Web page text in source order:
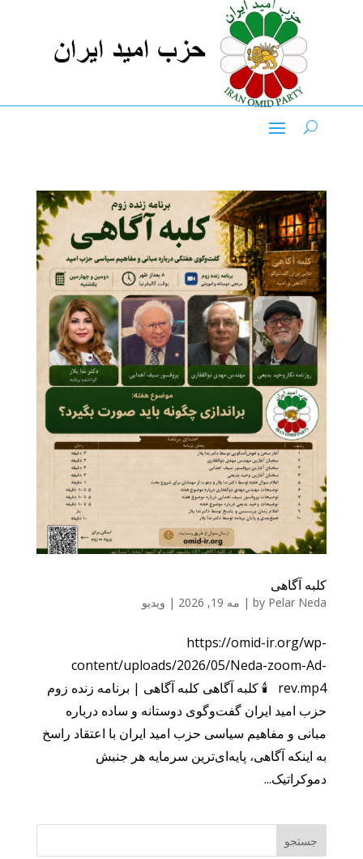
کلبه آگاهی
by Pelar Neda
| مه 19, 2026 | ویدیو
https://omid-ir.org/wp-
content/uploads/2026/05/Neda-zoom-Ad-
rev.mp4 🕯️ کلبه آگاهی کلبه آگاهی | برنامه زنده زوم
حزب امید ایران گفت‌وگوی دوستانه و ساده درباره
مبانی و مفاهیم سیاسی حزب امید ایران با اعتقاد راسخ
به اینکه آگاهی، پایه‌ای‌ترین سرمایه هر جنبش
دموکراتیک...
جستجو